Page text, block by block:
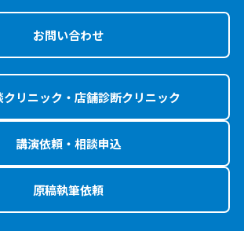
お問い合わせ
クリニック・店舗診断クリニック
講演依頼・相談申込
原稿執筆依頼